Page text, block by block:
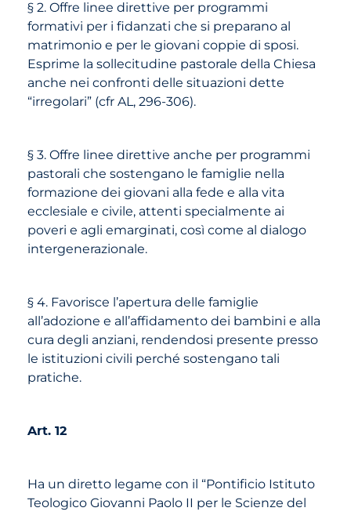
§ 2. Offre linee direttive per programmi
formativi per i fidanzati che si preparano al
matrimonio e per le giovani coppie di sposi.
Esprime la sollecitudine pastorale della Chiesa
anche nei confronti delle situazioni dette
“irregolari” (cfr AL, 296-306).
§ 3. Offre linee direttive anche per programmi
pastorali che sostengano le famiglie nella
formazione dei giovani alla fede e alla vita
ecclesiale e civile, attenti specialmente ai
poveri e agli emarginati, così come al dialogo
intergenerazionale.
§ 4. Favorisce l’apertura delle famiglie
all’adozione e all’affidamento dei bambini e alla
cura degli anziani, rendendosi presente presso
le istituzioni civili perché sostengano tali
pratiche.
Art. 12
Ha un diretto legame con il “Pontificio Istituto
Teologico Giovanni Paolo II per le Scienze del